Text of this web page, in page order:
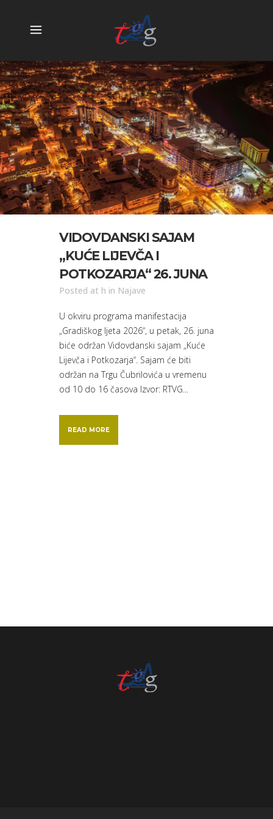
VIDOVDANSKI SAJAM
„KUĆE LIJEVČA I
POTKOZARJA“ 26. JUNA
Posted at h in Najave
U okviru programa manifestacija
„Gradiškog ljeta 2026“, u petak, 26. juna
biće održan Vidovdanski sajam „Kuće
Lijevča i Potkozarja“. Sajam će biti
održan na Trgu Čubrilovića u vremenu
od 10 do 16 časova Izvor: RTVG...
READ MORE